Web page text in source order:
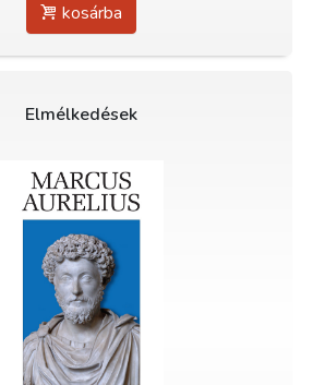
kosárba
Elmélkedések